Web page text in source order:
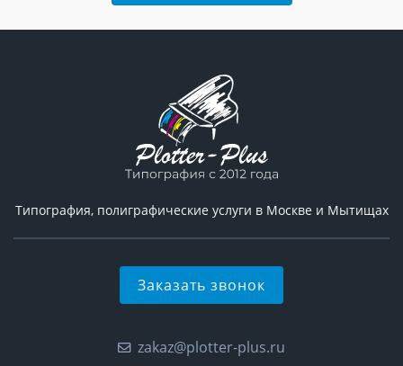
Типография, полиграфические услуги в Москве и Мытищах
Заказать звонок
zakaz@plotter-plus.ru